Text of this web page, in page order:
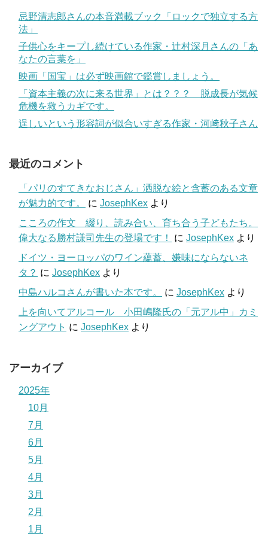
忌野清志郎さんの本音満載ブック「ロックで独立する方
法」
子供心をキープし続けている作家・辻村深月さんの「あ
なたの言葉を」
映画「国宝」は必ず映画館で鑑賞しましょう。
「資本主義の次に来る世界」とは？？？ 脱成長が気候
危機を救うカギです。
逞しいという形容詞が似合いすぎる作家・河﨑秋子さん
最近のコメント
「パリのすてきなおじさん」洒脱な絵と含蓄のある文章
が魅力的です。
に JosephKex より
こころの作文 綴り、読み合い、育ち合う子どもたち。
偉大なる勝村謙司先生の登場です！
に JosephKex より
ドイツ・ヨーロッパのワイン蘊蓄、嫌味にならないネ
タ？ に JosephKex より
中島ハルコさんが書いた本です。
に JosephKex より
上を向いてアルコール 小田嶋隆氏の「元アル中」カミ
ングアウト に JosephKex より
アーカイブ
2025年
10月
7月
6月
5月
4月
3月
2月
1月